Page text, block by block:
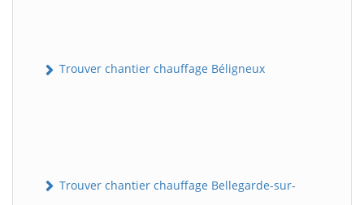
Trouver chantier chauffage Béligneux
Trouver chantier chauffage Bellegarde-sur-